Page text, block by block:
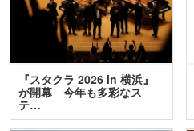
『スタクラ 2026 in 横浜』
が開幕 今年も多彩なス
テ…